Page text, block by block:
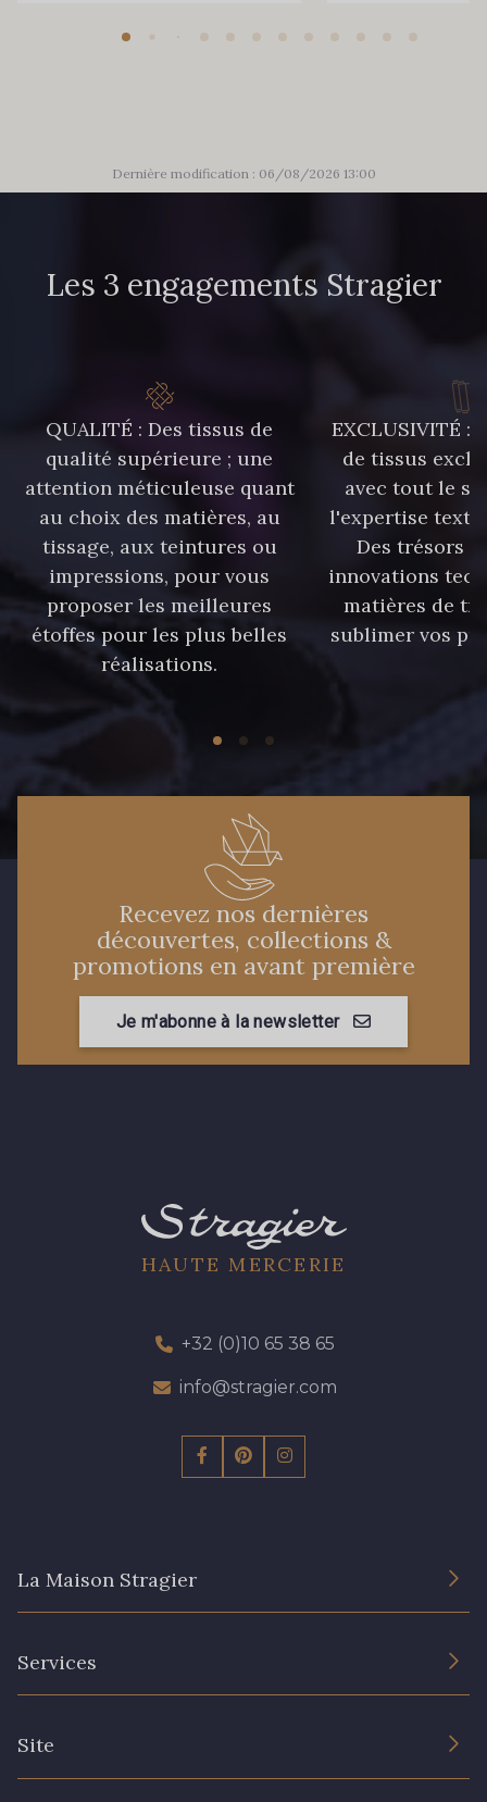
Dernière modification : 06/08/2026 13:00
Les 3 engagements Stragier
QUALITÉ : Des tissus de
qualité supérieure ; une
attention méticuleuse quant
au choix des matières, au
tissage, aux teintures ou
impressions, pour vous
proposer les meilleures
étoffes pour les plus belles
réalisations.
EXCLUSIVITÉ :
de tissus
avec tout le
l'expertise
Des trésors
innovations
matières de
sublimer vos
Recevez nos dernières
découvertes, collections &
promotions en avant première
Je m'abonne à la newsletter
HAUTE MERCERIE
+32 (0)10 65 38 65
info@stragier.com
La Maison Stragier
Services
Site